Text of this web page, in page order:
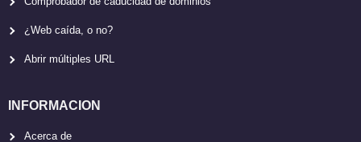
¿Web caída, o no?
Abrir múltiples URL
INFORMACION
Acerca de